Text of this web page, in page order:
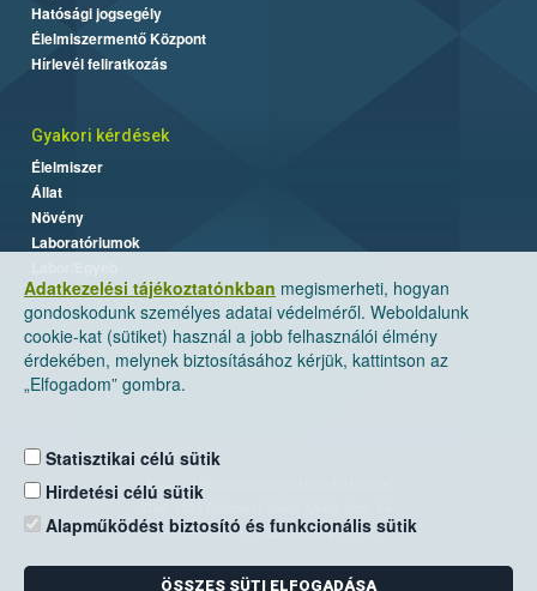
Adatkezelési tájékoztatónkban megismerheti, hogyan
gondoskodunk személyes adatai védelméről. Weboldalunk
cookie-kat (sütiket) használ a jobb felhasználói élmény
érdekében, melynek biztosításához kérjük, kattintson az
„Elfogadom” gombra.
Statisztikai célú sütik
Hirdetési célú sütik
Alapműködést biztosító és funkcionális sütik
ÖSSZES SÜTI ELFOGADÁSA
Hatósági jogsegély
Élelmiszermentő Központ
Hírlevél feliratkozás
Gyakori kérdések
Élelmiszer
Állat
Növény
Laboratóriumok
Nemzeti Élelmiszerlánc-biztonsági Hivatal
Levelezési cím: 1525 Budapest. Pf. 30.